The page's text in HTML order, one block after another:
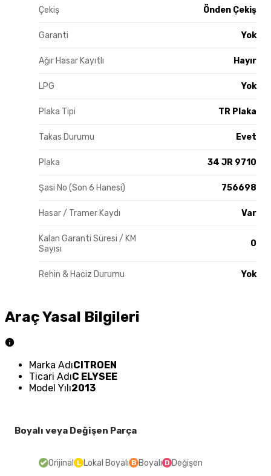
Çekiş Önden Çekiş
Garanti Yok
Ağır Hasar Kayıtlı Hayır
LPG Yok
Plaka Tipi TR Plaka
Takas Durumu Evet
Plaka 34 JR 9710
Şasi No (Son 6 Hanesi) 756698
Hasar / Tramer Kaydı Var
Kalan Garanti Süresi / KM
Sayısı
0
Rehin & Haciz Durumu Yok
Araç Yasal Bilgileri
Marka AdıCITROEN
Ticari AdıC ELYSEE
Model Yılı2013
Boyalı veya Değişen Parça
Orijinal L Lokal Boyalı B Boyalı D Değişen